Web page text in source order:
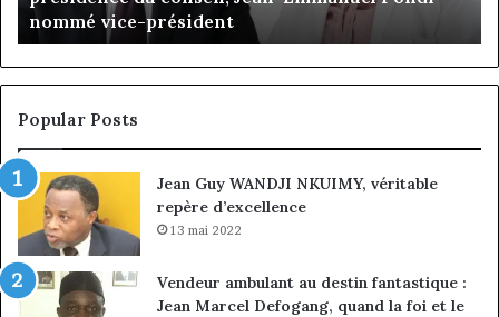
choix
de
la
croissance
sous
discipline
choix de la croissance sous discipline
à
la
Popular Posts
Jean Guy WANDJI NKUIMY, véritable
repère d’excellence
13 mai 2022
Vendeur ambulant au destin fantastique :
Jean Marcel Defogang, quand la foi et le